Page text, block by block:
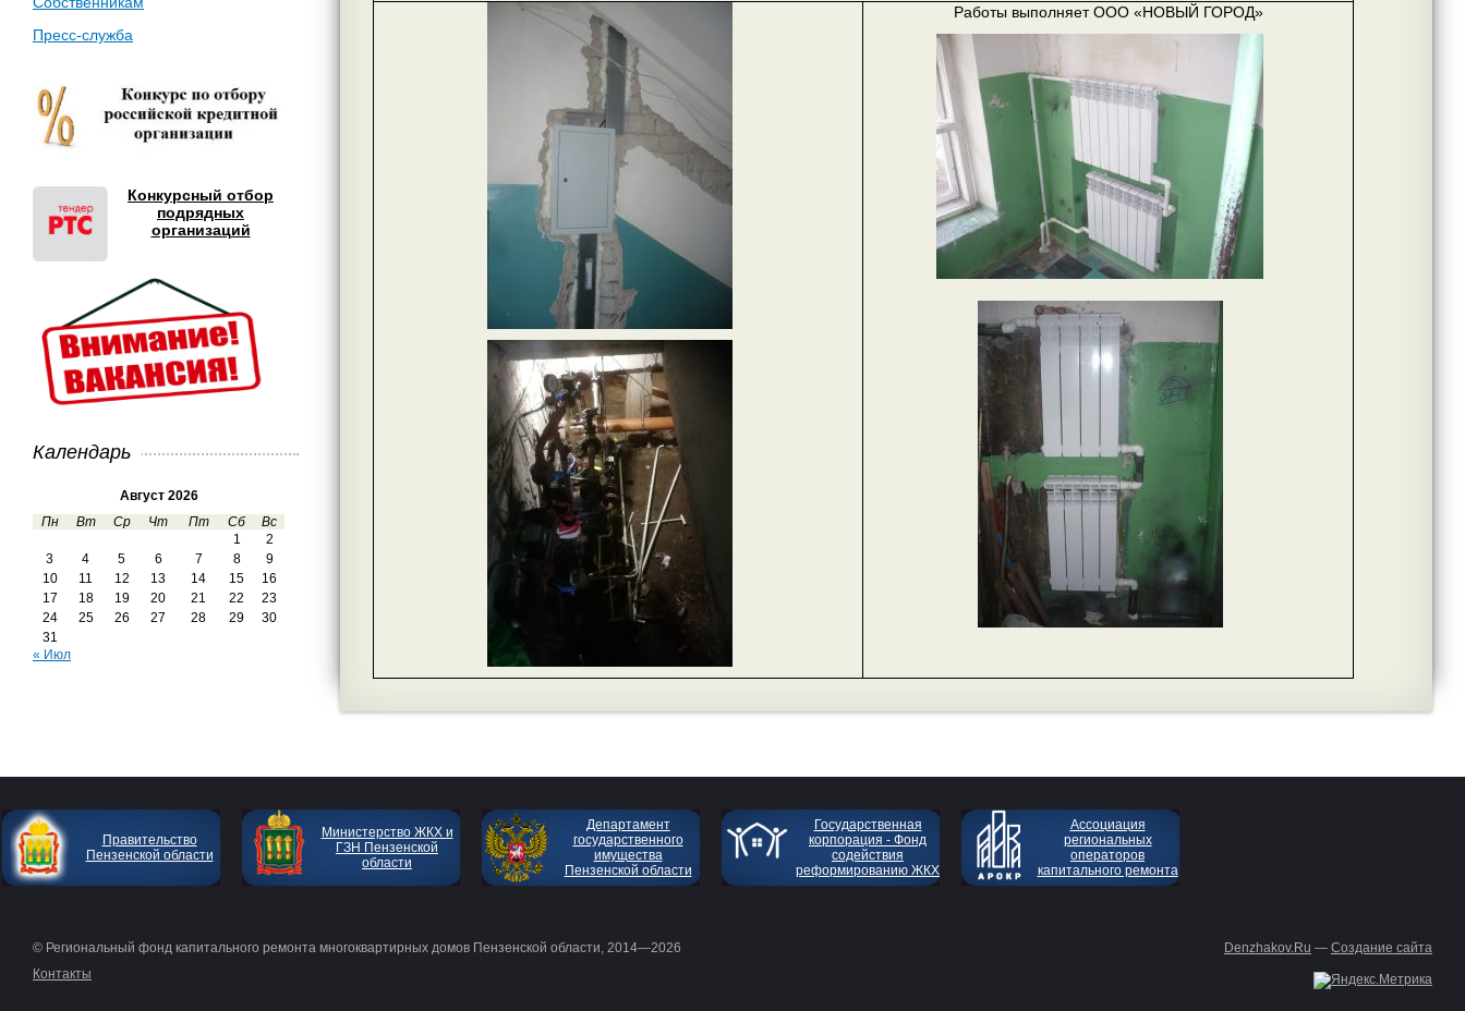
Пресс-служба
Конкурсный отбор
подрядных
организаций
Календарь
Август 2026
Пн
Вт Ср Чт Пт Сб
Вс
1
2
3
4 5 6 7 8
9
10
11 12 13 14 15
16
17
18 19 20 21 22
23
24
25 26 27 28 29
30
31
« Июл
Работы выполняет ООО «НОВЫЙ ГОРОД»
Правительство
Пензенской области
Министерство ЖКХ и
ГЗН Пензенской
области
Департамент
государственного
имущества
Пензенской области
Государственная
корпорация - Фонд
содействия
реформированию ЖКХ
Ассоциация
региональных
операторов
капитального ремонта
© Региональный фонд капитального ремонта многоквартирных домов Пензенской области, 2014—2026
Контакты
Denzhakov.Ru — Создание сайта